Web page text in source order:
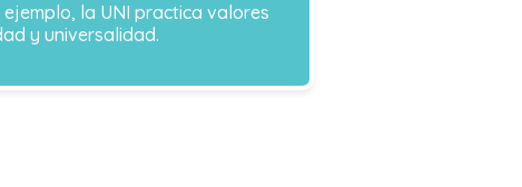
ejemplo, la UNI practica valores
y universalidad.